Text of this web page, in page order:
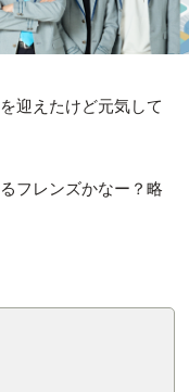
迎えたけど元気して
フレンズかなー？略